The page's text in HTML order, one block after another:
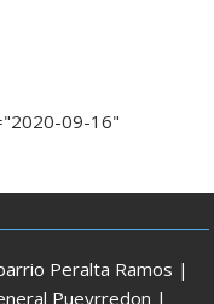
09-16"
Peralta Ramos |
Pueyrredon |